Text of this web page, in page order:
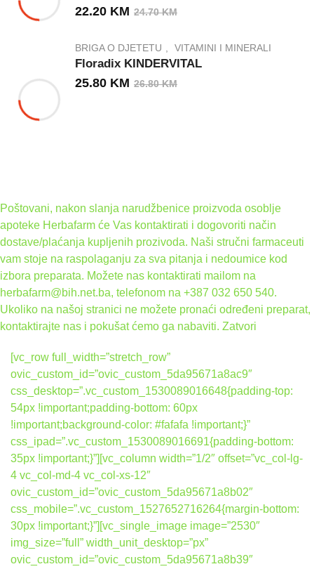
24.70KM
22.20 KM
BRIGA O DJETETU VITAMINI I MINERALI
Floradix KINDERVITAL
26.80KM
25.80 KM
Poštovani, nakon slanja narudžbenice proizvoda osoblje
apoteke Herbafarm će Vas kontaktirati i dogovoriti način
dostave/plaćanja kupljenih prozivoda. Naši stručni farmaceuti
vam stoje na raspolaganju za sva pitanja i nedoumice kod
izbora preparata. Možete nas kontaktirati mailom na
herbafarm@bih.net.ba, telefonom na +387 032 650 540.
Ukoliko na našoj stranici ne možete pronaći određeni preparat,
kontaktirajte nas i pokušat ćemo ga nabaviti. Zatvori
[vc_row full_width=”stretch_row”
ovic_custom_id=”ovic_custom_5da95671a8ac9″
css_desktop=”.vc_custom_1530089016648{padding-top:
54px !important;padding-bottom: 60px
!important;background-color: #fafafa !important;}”
css_ipad=”.vc_custom_1530089016691{padding-bottom:
35px !important;}”][vc_column width=”1/2″ offset=”vc_col-lg-
4 vc_col-md-4 vc_col-xs-12″
ovic_custom_id=”ovic_custom_5da95671a8b02″
css_mobile=”.vc_custom_1527652716264{margin-bottom:
30px !important;}”][vc_single_image image=”2530″
img_size=”full” width_unit_desktop=”px”
ovic_custom_id=”ovic_custom_5da95671a8b39″